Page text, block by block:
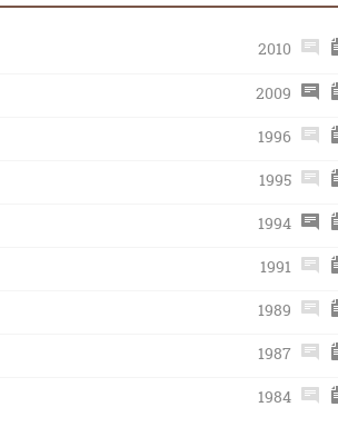
2010
2009
1996
1995
1994
1991
1989
1987
1984